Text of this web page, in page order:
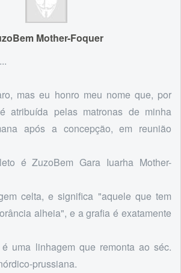
Mother-Foquer
mas eu honro meu nome que, por
atribuída pelas matronas de minha
após a concepção, em reunião
é ZuzoBem Gara Iuarha Mother-
celta, e significa "aquele que tem
alheia", e a grafia é exatamente
uma linhagem que remonta ao séc.
prussiana.